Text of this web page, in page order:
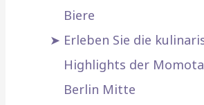
Biere
Erleben Sie die
Highlights der
Berlin Mitte